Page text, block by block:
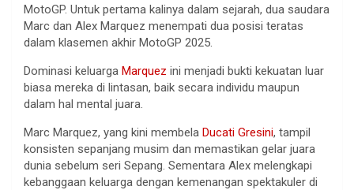
MotoGP. Untuk pertama kalinya dalam sejarah, dua saudara
Marc dan Alex Marquez menempati dua posisi teratas
dalam klasemen akhir MotoGP 2025.
Dominasi keluarga Marquez ini menjadi bukti kekuatan luar
biasa mereka di lintasan, baik secara individu maupun
dalam hal mental juara.
Marc Marquez, yang kini membela Ducati Gresini, tampil
konsisten sepanjang musim dan memastikan gelar juara
dunia sebelum seri Sepang. Sementara Alex melengkapi
kebanggaan keluarga dengan kemenangan spektakuler di